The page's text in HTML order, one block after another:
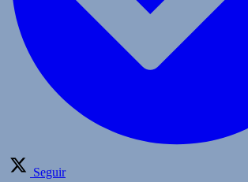
Seguir